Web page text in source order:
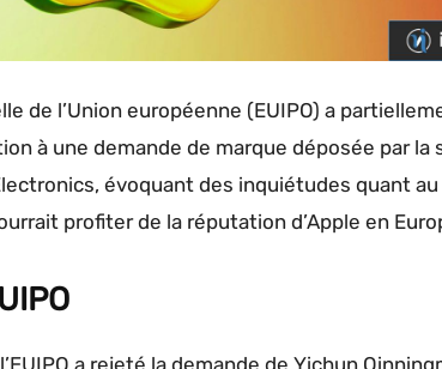
de l’Union européenne (EUIPO) a
à une demande de marque déposée par la
évoquant des inquiétudes quant
profiter de la réputation d’Apple en
a rejeté la demande de Yichun